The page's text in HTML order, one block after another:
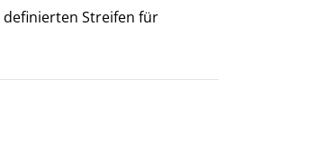
definierten Streifen für